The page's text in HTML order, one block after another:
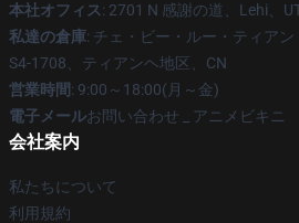
本社オフィス: 2701 N 感謝の道、Lehi、
私達の倉庫: チェ・ビー・ルー・ティア
S4-1708、ティアンヘ地区、CN
営業時間: 9:00～18:00(月～金)
電子メールお問い合わせ _ アニメビキニ
会社案内
私たちについて
利用規約